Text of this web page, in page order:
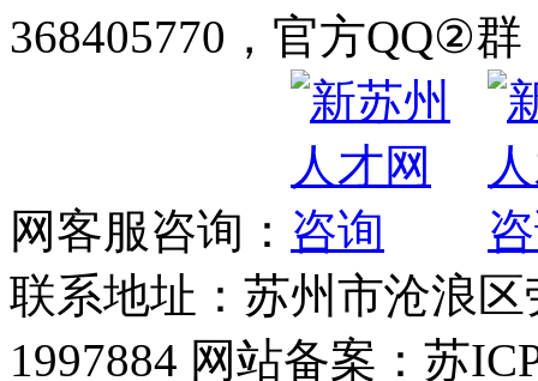
368405770，官方QQ②群
网客服咨询：
联系地址：苏州市沧浪
1997884 网站备案：苏